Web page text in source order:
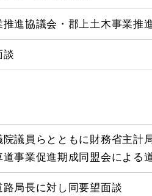
進協議会・郡上土木事業推
談
議員らとともに財務省主計
事業促進期成同盟会による
路局長に対し同要望面談